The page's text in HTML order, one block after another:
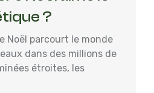
?
Noël parcourt le monde
dans des millions de
étroites, les